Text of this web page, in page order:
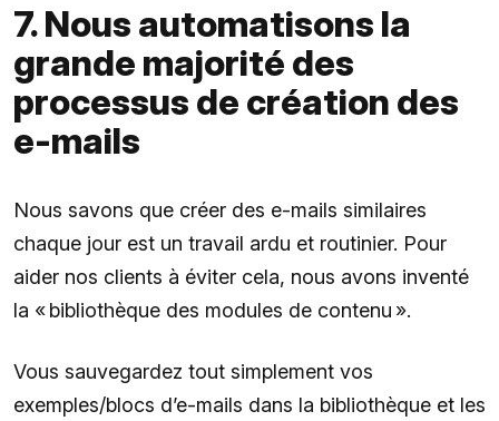
7. Nous automatisons la
grande majorité des
processus de création des
e-mails
Nous savons que créer des e-mails similaires
chaque jour est un travail ardu et routinier. Pour
aider nos clients à éviter cela, nous avons inventé
la « bibliothèque des modules de contenu ».
Vous sauvegardez tout simplement vos
exemples/blocs d’e-mails dans la bibliothèque et les